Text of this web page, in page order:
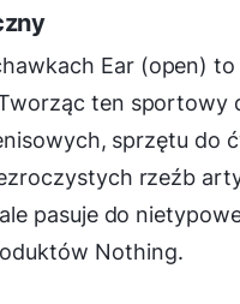
Ear (open)
ten sportowy
sprzętu do
rzeźb
pasuje do
Nothing.